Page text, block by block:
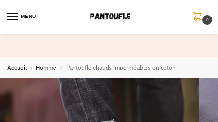
MENU
0
Accueil / Homme / Pantoufle chauds imperméables en coton